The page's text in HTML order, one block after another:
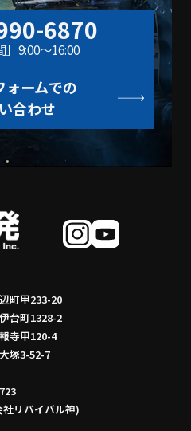
6870
］9:00〜16:00
ォームでの
合わせ
町甲233-20
台町1328-2
寺甲120-4
塚3-52-7
リバイバル神)